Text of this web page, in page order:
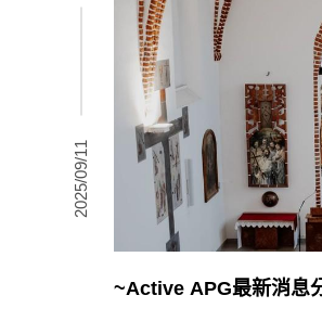
2025/09/11
~Active APG最新消息